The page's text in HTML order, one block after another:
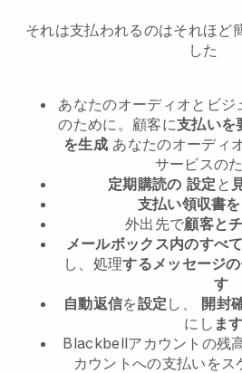
それは支払われるのはそれほど
した
あなたのオーディオとビジ
のために。 顧客に支払いを
を生成 あなたのオーディ
サービスのた
定期購読の 設定 と
支払い領収書を
外出先で顧客と
メールボックス内のすべ
し、処理するメッセージ
す
自動返信を設定 し、 開封
にし ます
Blackbellアカウントの残
カウントへの支払いをス